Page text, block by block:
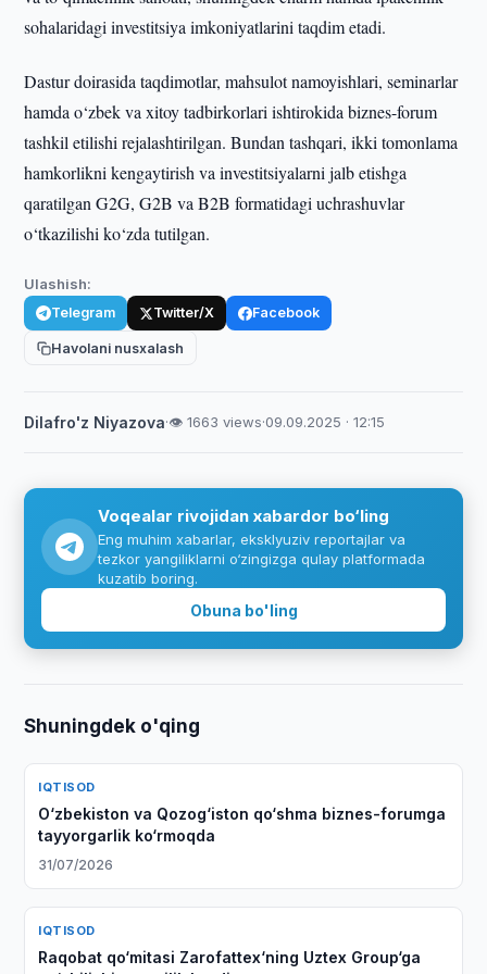
sohalaridagi investitsiya imkoniyatlarini taqdim etadi.
Dastur doirasida taqdimotlar, mahsulot namoyishlari, seminarlar
hamda o‘zbek va xitoy tadbirkorlari ishtirokida biznes-forum
tashkil etilishi rejalashtirilgan. Bundan tashqari, ikki tomonlama
hamkorlikni kengaytirish va investitsiyalarni jalb etishga
qaratilgan G2G, G2B va B2B formatidagi uchrashuvlar
o‘tkazilishi ko‘zda tutilgan.
Ulashish:
Telegram Twitter/X Facebook
Havolani nusxalash
Dilafro'z Niyazova·👁 1663 views·09.09.2025 · 12:15
Voqealar rivojidan xabardor bo‘ling
Eng muhim xabarlar, eksklyuziv reportajlar va
tezkor yangiliklarni o‘zingizga qulay platformada
kuzatib boring.
Obuna bo'ling
Shuningdek o'qing
IQTISOD
O‘zbekiston va Qozog‘iston qo‘shma biznes-forumga
tayyorgarlik ko‘rmoqda
31/07/2026
IQTISOD
Raqobat qo‘mitasi Zarofattex‘ning Uztex Group‘ga